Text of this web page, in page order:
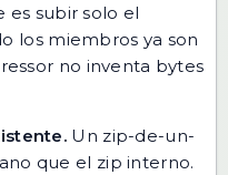
es subir solo el
los miembros ya son
no inventa bytes
Un zip-de-un-
que el zip interno.